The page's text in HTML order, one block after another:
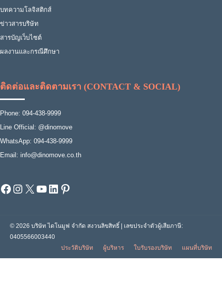
บทความโลจิสติกส์
ข่าวสารบริษัท
สารบัญเว็บไซต์
ผลงานและกรณีศึกษา
ติดต่อและติดตามเรา (CONTACT & SOCIAL)
Phone: 094-438-9999
Line Official: @dinomove
WhatsApp: 094-438-9999
Email: info@dinomove.co.th
Facebook
Instagram
X YouTube
LinkedIn
Pinterest
© 2026 บริษัท ไดโนมูฟ จำกัด สงวนลิขสิทธิ์ | เลขประจำตัวผู้เสียภาษี:
0405566003440
ประวัติบริษัท
ผู้บริหาร ใบรับรองบริษัท แผนที่บริษัท